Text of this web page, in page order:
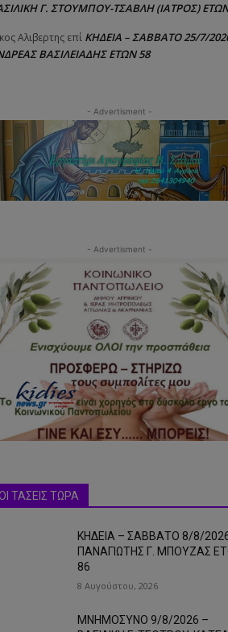
Γ. ΣΤΟΥΜΠΟΥ-ΤΣΑΒΛΗ (ΙΑΤΡΟΣ)
Αλιβερτης επί ΚΗΔΕΙΑ – ΣΑΒΒΑΤΟ 25/7/
ΒΑΣΙΛΕΙΑΔΗΣ ΕΤΩΝ 58
- Advertisment -
- Advertisment -
ΤΑΣΕΙΣ ΤΩΡΑ
ΚΗΔΕΙΑ – ΣΑΒΒΑΤΟ 8/8/
ΠΑΝΑΓΙΩΤΗΣ Γ. ΜΠΟΥΖΑΣ
86
8 Αυγούστου, 2026
ΜΝΗΜΟΣΥΝΟ 9/8/2026 –